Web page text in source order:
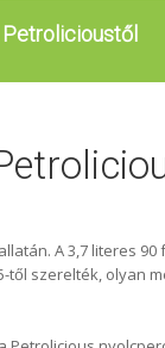
A 3,7 literes
szerelték, olyan